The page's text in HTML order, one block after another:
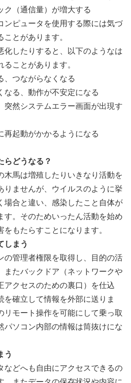
ク（通信量）が増大する
ンピュータを使用する際には気づ
とがあります。
化したりすると、以下のようなは
ことがあります。
、つながらなくなる
なる、動作が不安定になる
突然システムエラー画面が出現す
再起動がかかるようになる
らどうなる？
木馬は増殖したりいきなり活動を
りませんが、ウイルスのように挙
場合と違い、感染したこと自体が
す。そのためいったん活動を始め
もたらすことになります。
しまう
の管理者権限を取得し、目的の活
またバックドア（ネットワークや
アクセスのための裏口）を仕込
を確立して情報を外部に送りま
リモート操作を可能にして乗っ取
パソコン内部の情報は筒抜けにな
う
などへも自由にアクセスできるの